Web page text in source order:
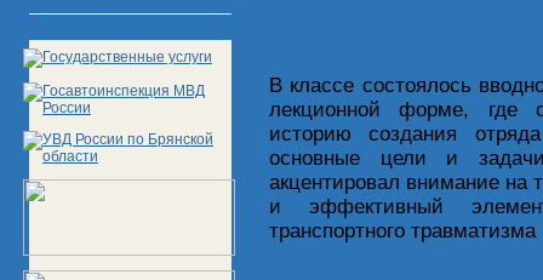
В классе состоялось
лекционной форме, где
историю создания
основные цели и
акцентировал внимание
и эффективный
транспортного